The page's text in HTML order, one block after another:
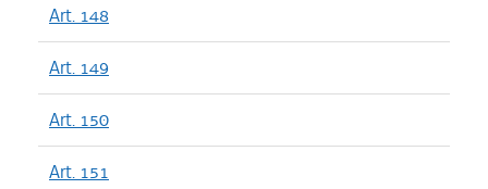
Art. 148
Art. 149
Art. 150
Art. 151